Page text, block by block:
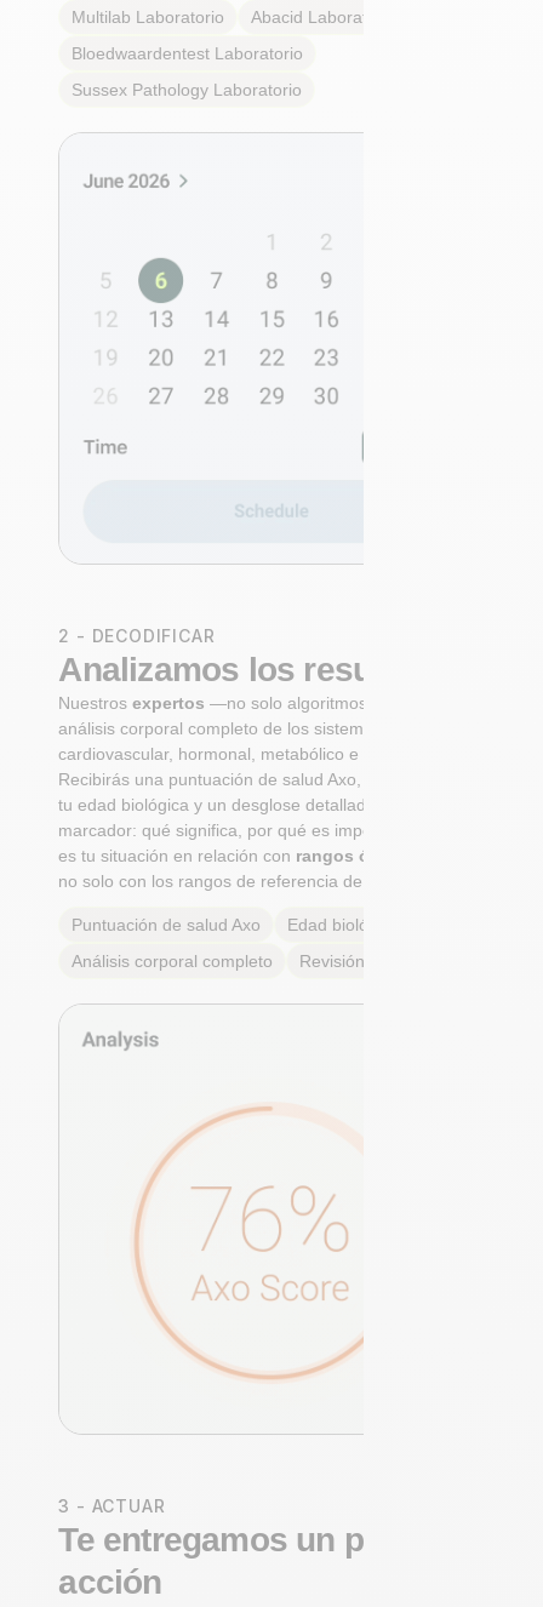
Multilab Laboratorio Abacid Laboratorio
Bloedwaardentest Laboratorio
Sussex Pathology Laboratorio
2 - DECODIFICAR
Analizamos los resultados
Nuestrosexpertos —no solo algoritmos— realizan un
análisis corporal completo de los sistemas
cardiovascular, hormonal, metabólico e inmunológico.
Recibirás una puntuación de salud Axo, un cálculo de
tu edad biológica y un desglose detallado de cada
marcador: qué significa, por qué es importante y cuál
es tu situación en relación con rangos óptimos reales
no solo con los rangos de referencia de laboratorio.
Puntuación de salud Axo
Edad biológica
Análisis corporal completo
Revisión de expertos
3 - ACTUAR
Te entregamos un plan de
acción